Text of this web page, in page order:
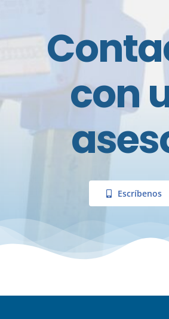
con
Escríbenos